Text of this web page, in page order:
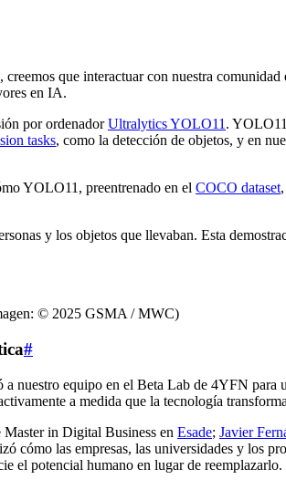
que interactuar con nuestra
en IA.
por ordenadorUltralytics YOLO11 .
tasks, como la detección de objetos, y en
YOLO11, preentrenado en el COCO dataset
y los objetos que llevaban. Esta
© 2025 GSMA / MWC)
#
a nuestro equipo en el Beta Lab de 4YFN
a medida que la tecnología
in Digital Business en Esade; Javier
cómo las empresas, las universidades y los
el potencial humano en lugar de reemplazarlo.